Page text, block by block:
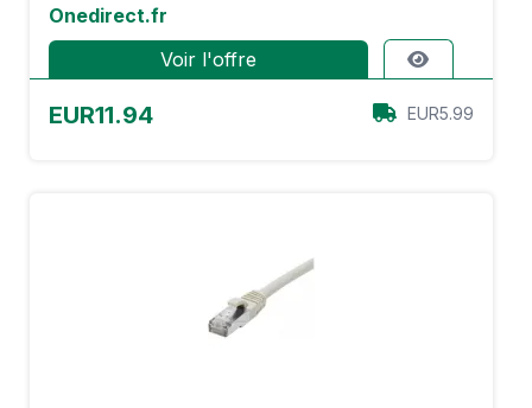
Onedirect.fr
Voir l'offre
EUR11.94 EUR5.99